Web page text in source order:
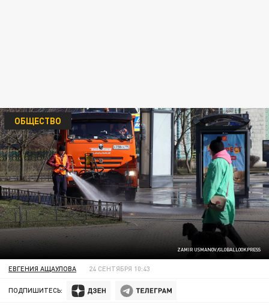
ZAMIR USMANOV/GLOBALLOOKPRESS
ОБЩЕСТВО
ЕВГЕНИЯ АЩАУЛОВА 24 СЕНТЯБРЯ 10:43
ПОДПИШИТЕСЬ: